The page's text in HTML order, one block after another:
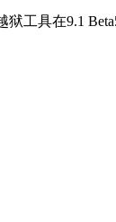
工具在9.1